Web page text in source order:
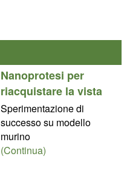
Nanoprotesi per
riacquistare la vista
Sperimentazione di
successo su modello
murino
(Continua)